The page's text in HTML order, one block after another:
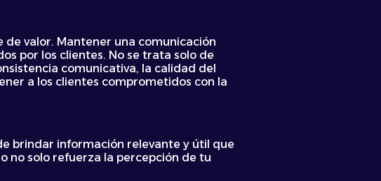
de valor. Mantener una comunicación
por los clientes. No se trata solo de
comunicativa, la calidad del
a los clientes comprometidos con la
brindar información relevante y útil que
no solo refuerza la percepción de tu